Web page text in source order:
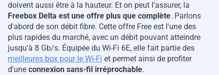
doivent aussi être à la hauteur. Et on peut l'assurer, la
Freebox Delta est une offre plus que complète. Parlons
d'abord de son débit fibre. Cette offre Free est l'une des
plus rapides du marché, avec un débit pouvant atteindre
jusqu'à 8 Gb/s. Équipée du Wi-Fi 6E, elle fait partie des
meilleures box pour le Wi-Fi et permet ainsi de profiter
d'une connexion sans-fil irréprochable.